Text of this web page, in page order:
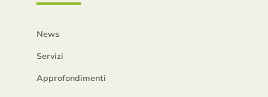
News
Servizi
Approfondimenti